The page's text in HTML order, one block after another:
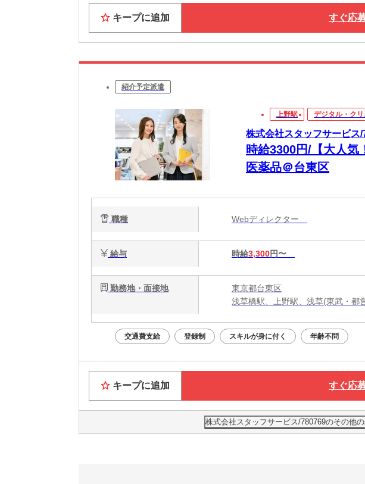
キープに追加 すぐ応
紹介予定派遣
上野駅 デジタル・ク
株式会社スタッフサービス
時給3300円/【大人気
医薬品＠台東区
職種 Webディレクター
給与 時給3,300円〜
勤務地・面接地
東京都台東区
浅草橋駅、上野駅、浅草(東武・都
交通費支給 登録制 スキルが身に付く 年齢不問
キープに追加 すぐ応
株式会社スタッフサービス/780769のその他